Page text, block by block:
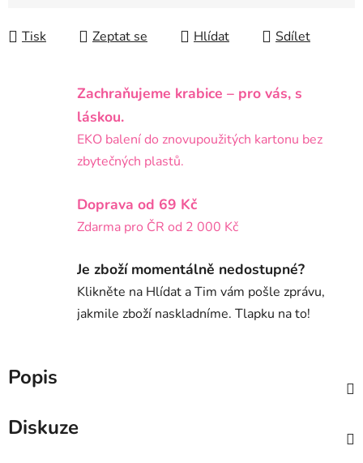
Tisk Zeptat se Hlídat Sdílet
Zachraňujeme krabice – pro vás, s
láskou.
EKO balení do znovupoužitých kartonu bez
zbytečných plastů.
Doprava od 69 Kč
Zdarma pro ČR od 2 000 Kč
Je zboží momentálně nedostupné?
Klikněte na Hlídat a Tim vám pošle zprávu,
jakmile zboží naskladníme. Tlapku na to!
Popis
Diskuze